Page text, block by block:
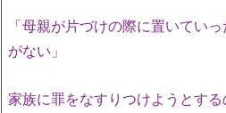
「母親が片づけの際に置いてい
がない」
家族に罪をなすりつけようとす